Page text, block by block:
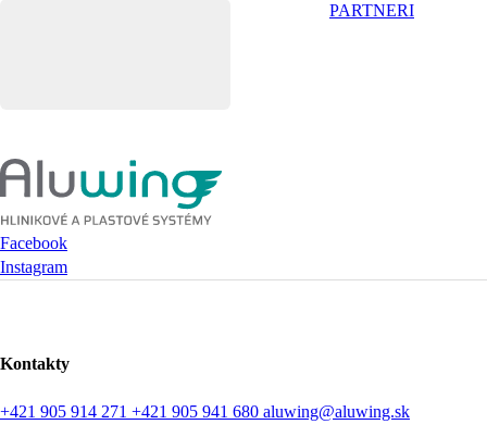
PARTNERI
Facebook
Instagram
Kontakty
+421 905 914 271 +421 905 941 680 aluwing@aluwing.sk